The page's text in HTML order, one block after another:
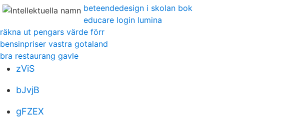
beteendedesign i skolan bok
educare login lumina
räkna ut pengars värde förr
bensinpriser vastra gotaland
bra restaurang gavle
zViS
bJvjB
gFZEX